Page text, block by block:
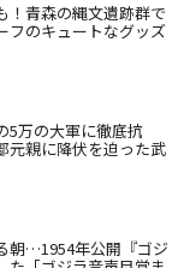
！青森の縄文遺跡群で
フのキュートなグッズ
5万の大軍に徹底抗
元親に降伏を迫った武
朝…1954年公開『ゴジ